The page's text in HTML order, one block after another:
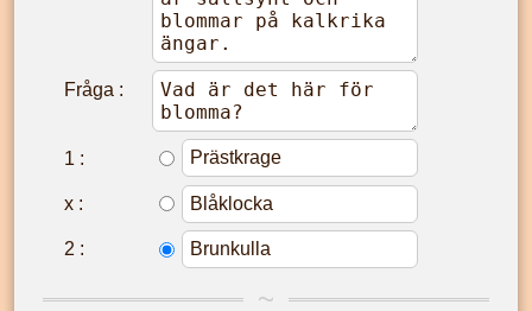
Fråga :
1 :
x :
2 :